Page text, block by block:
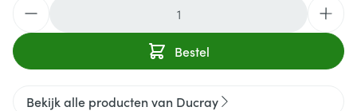
Bestel
Bekijk alle producten van Ducray